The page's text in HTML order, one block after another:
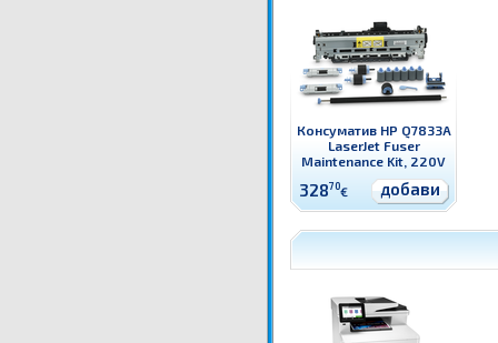
Консуматив HP Q7833A
LaserJet Fuser
Maintenance Kit, 220V
32870€ добави